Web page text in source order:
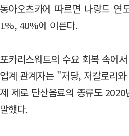
동아오츠카에 따르면 나랑드
1%, 40%에 이른다.
포카리스웨트의 수요 회복 속에
업계 관계자는 "저당, 저칼로리
제 제로 탄산음료의 종류도
말했다.